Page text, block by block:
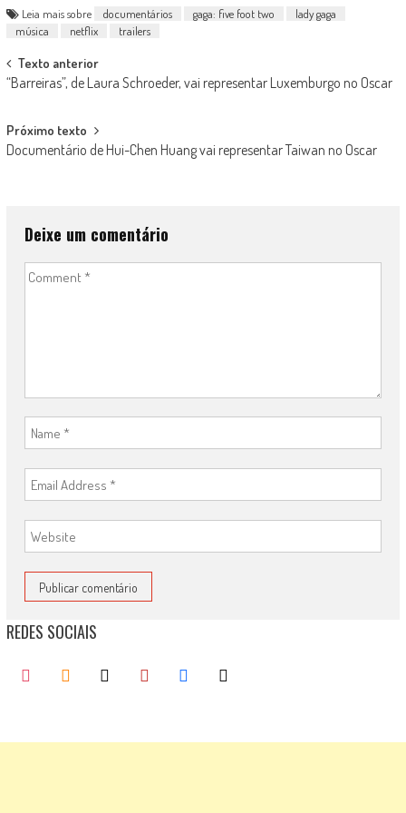
Leia mais sobre documentários gaga: five foot two
lady gaga
música
netflix trailers
Post
navigation
Texto anterior
“Barreiras”, de Laura Schroeder, vai representar Luxemburgo no Oscar
Próximo texto
Documentário de Hui-Chen Huang vai representar Taiwan no Oscar
Deixe um comentário
REDES SOCIAIS